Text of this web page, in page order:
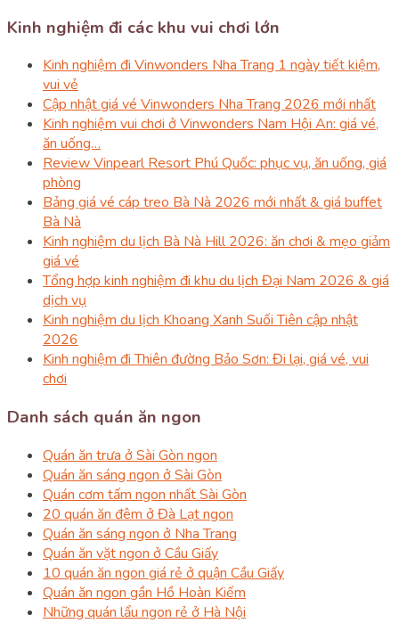
Kinh nghiệm đi các khu vui chơi lớn
Kinh nghiệm đi Vinwonders Nha Trang 1 ngày tiết kiệm,
vui vẻ
Cập nhật giá vé Vinwonders Nha Trang 2026 mới nhất
Kinh nghiệm vui chơi ở Vinwonders Nam Hội An: giá vé,
ăn uống…
Review Vinpearl Resort Phú Quốc: phục vụ, ăn uống, giá
phòng
Bảng giá vé cáp treo Bà Nà 2026 mới nhất & giá buffet
Bà Nà
Kinh nghiệm du lịch Bà Nà Hill 2026: ăn chơi & mẹo giảm
giá vé
Tổng hợp kinh nghiệm đi khu du lịch Đại Nam 2026 & giá
dịch vụ
Kinh nghiệm du lịch Khoang Xanh Suối Tiên cập nhật
2026
Kinh nghiệm đi Thiên đường Bảo Sơn: Đi lại, giá vé, vui
chơi
Danh sách quán ăn ngon
Quán ăn trưa ở Sài Gòn ngon
Quán ăn sáng ngon ở Sài Gòn
Quán cơm tấm ngon nhất Sài Gòn
20 quán ăn đêm ở Đà Lạt ngon
Quán ăn sáng ngon ở Nha Trang
Quán ăn vặt ngon ở Cầu Giấy
10 quán ăn ngon giá rẻ ở quận Cầu Giấy
Quán ăn ngon gần Hồ Hoàn Kiếm
Những quán lẩu ngon rẻ ở Hà Nội